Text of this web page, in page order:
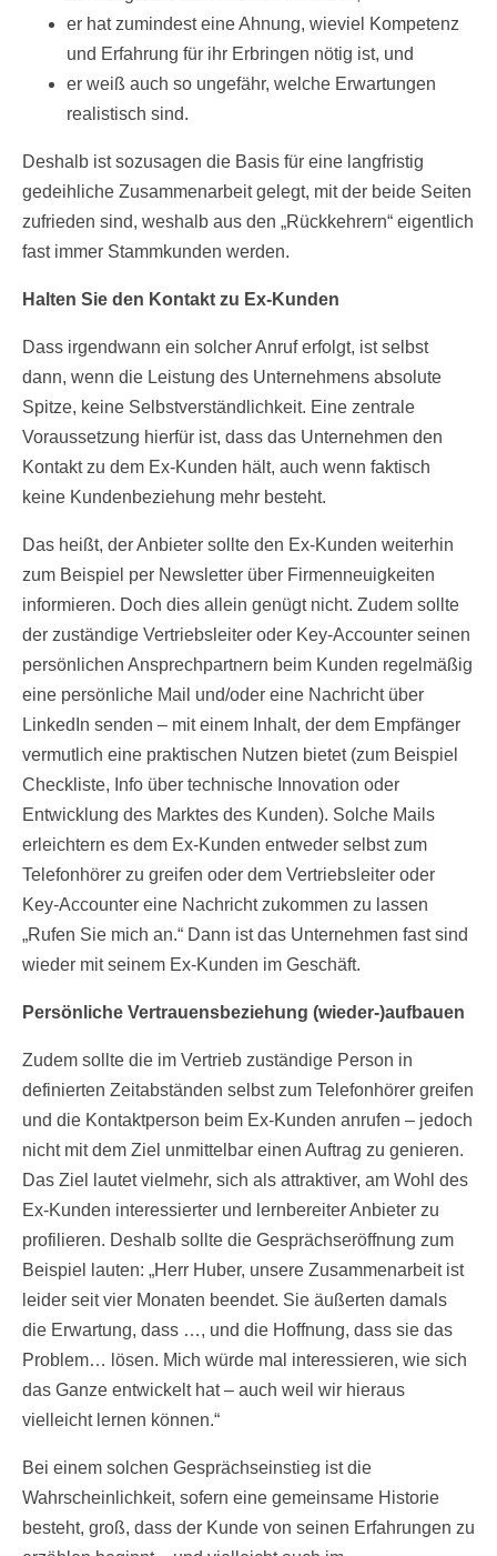
er hat zumindest eine Ahnung, wieviel Kompetenz
und Erfahrung für ihr Erbringen nötig ist, und
er weiß auch so ungefähr, welche Erwartungen
realistisch sind.
Deshalb ist sozusagen die Basis für eine langfristig
gedeihliche Zusammenarbeit gelegt, mit der beide Seiten
zufrieden sind, weshalb aus den „Rückkehrern“ eigentlich
fast immer Stammkunden werden.
Halten Sie den Kontakt zu Ex-Kunden
Dass irgendwann ein solcher Anruf erfolgt, ist selbst
dann, wenn die Leistung des Unternehmens absolute
Spitze, keine Selbstverständlichkeit. Eine zentrale
Voraussetzung hierfür ist, dass das Unternehmen den
Kontakt zu dem Ex-Kunden hält, auch wenn faktisch
keine Kundenbeziehung mehr besteht.
Das heißt, der Anbieter sollte den Ex-Kunden weiterhin
zum Beispiel per Newsletter über Firmenneuigkeiten
informieren. Doch dies allein genügt nicht. Zudem sollte
der zuständige Vertriebsleiter oder Key-Accounter seinen
persönlichen Ansprechpartnern beim Kunden regelmäßig
eine persönliche Mail und/oder eine Nachricht über
LinkedIn senden – mit einem Inhalt, der dem Empfänger
vermutlich eine praktischen Nutzen bietet (zum Beispiel
Checkliste, Info über technische Innovation oder
Entwicklung des Marktes des Kunden). Solche Mails
erleichtern es dem Ex-Kunden entweder selbst zum
Telefonhörer zu greifen oder dem Vertriebsleiter oder
Key-Accounter eine Nachricht zukommen zu lassen
„Rufen Sie mich an.“ Dann ist das Unternehmen fast sind
wieder mit seinem Ex-Kunden im Geschäft.
Persönliche Vertrauensbeziehung (wieder-)aufbauen
Zudem sollte die im Vertrieb zuständige Person in
definierten Zeitabständen selbst zum Telefonhörer greifen
und die Kontaktperson beim Ex-Kunden anrufen – jedoch
nicht mit dem Ziel unmittelbar einen Auftrag zu genieren.
Das Ziel lautet vielmehr, sich als attraktiver, am Wohl des
Ex-Kunden interessierter und lernbereiter Anbieter zu
profilieren. Deshalb sollte die Gesprächseröffnung zum
Beispiel lauten: „Herr Huber, unsere Zusammenarbeit ist
leider seit vier Monaten beendet. Sie äußerten damals
die Erwartung, dass …, und die Hoffnung, dass sie das
Problem… lösen. Mich würde mal interessieren, wie sich
das Ganze entwickelt hat – auch weil wir hieraus
vielleicht lernen können.“
Bei einem solchen Gesprächseinstieg ist die
Wahrscheinlichkeit, sofern eine gemeinsame Historie
besteht, groß, dass der Kunde von seinen Erfahrungen zu